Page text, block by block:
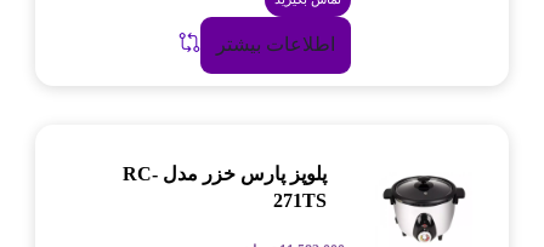
اطلاعات بیشتر
پلوپز پارس خزر مدل RC-
271TS